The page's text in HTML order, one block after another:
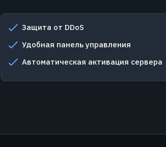
Защита от DDoS
Удобная панель управления
Автоматическая активация сервера